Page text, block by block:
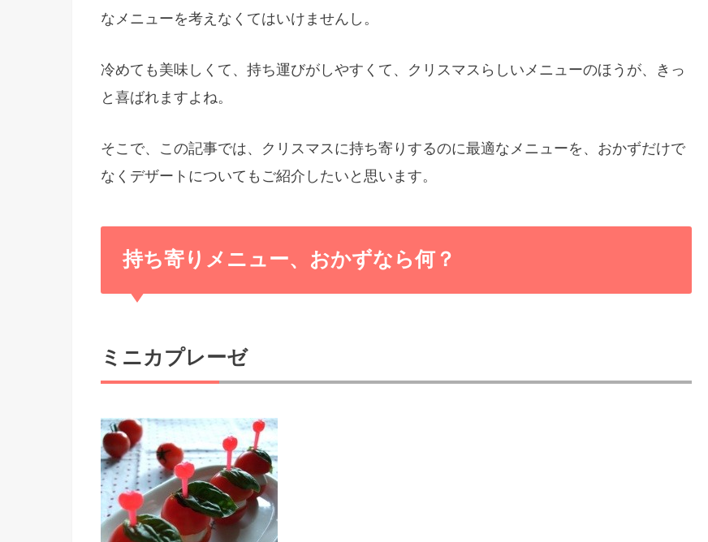
なメニューを考えなくてはいけませんし。
冷めても美味しくて、持ち運びがしやすくて、クリスマスらしいメニューのほうが、きっ
と喜ばれますよね。
そこで、この記事では、クリスマスに持ち寄りするのに最適なメニューを、おかずだけで
なくデザートについてもご紹介したいと思います。
持ち寄りメニュー、おかずなら何？
ミニカプレーゼ